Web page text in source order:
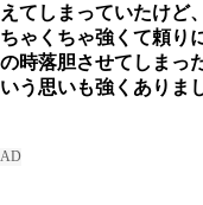
えてしまっていたけど
ちゃくちゃ強くて頼り
の時落胆させてしまっ
いう思いも強くありま